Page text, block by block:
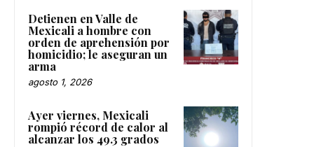
Detienen en Valle de
Mexicali a hombre con
orden de aprehensión por
homicidio; le aseguran un
arma
agosto 1, 2026
Ayer viernes, Mexicali
rompió récord de calor al
alcanzar los 49.3 grados